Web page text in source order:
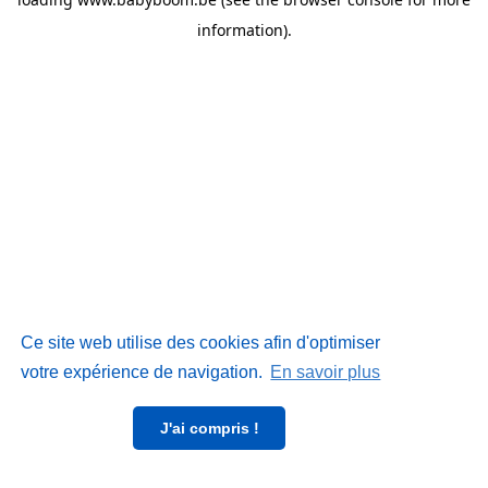
Ce site web utilise des cookies afin d'optimiser
votre expérience de navigation. En savoir plus
J'ai compris !
information).